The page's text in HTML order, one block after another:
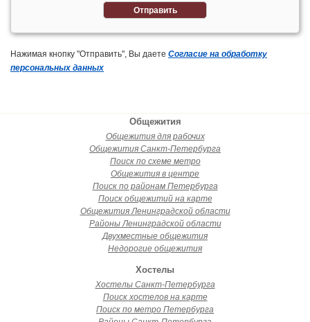
Отправить
Нажимая кнопку "Отправить", Вы даете Согласие на обработку
персональных данных
Общежития
Общежития для рабочих
Общежития Санкт-Петербурга
Поиск по схеме метро
Общежития в центре
Поиск по районам Петербурга
Поиск общежитий на карте
Общежития Ленинградской области
Районы Ленинградской области
Двухместные общежития
Недорогие общежития
Хостелы
Хостелы Санкт-Петербурга
Поиск хостелов на карте
Поиск по метро Петербурга